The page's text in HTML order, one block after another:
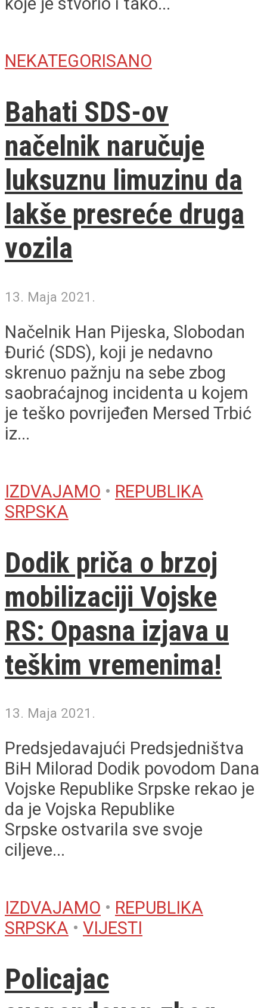
NEKATEGORISANO
Bahati SDS-ov
načelnik naručuje
luksuznu limuzinu da
lakše presreće druga
vozila
13. Maja 2021.
Načelnik Han Pijeska, Slobodan
Đurić (SDS), koji je nedavno
skrenuo pažnju na sebe zbog
saobraćajnog incidenta u kojem
je teško povrijeđen Mersed Trbić
iz...
IZDVAJAMO • REPUBLIKA
SRPSKA
Dodik priča o brzoj
mobilizaciji Vojske
RS: Opasna izjava u
teškim vremenima!
13. Maja 2021.
Predsjedavajući Predsjedništva
BiH Milorad Dodik povodom Dana
Vojske Republike Srpske rekao je
da je Vojska Republike
Srpske ostvarila sve svoje
ciljeve...
IZDVAJAMO • REPUBLIKA
SRPSKA • VIJESTI
Policajac